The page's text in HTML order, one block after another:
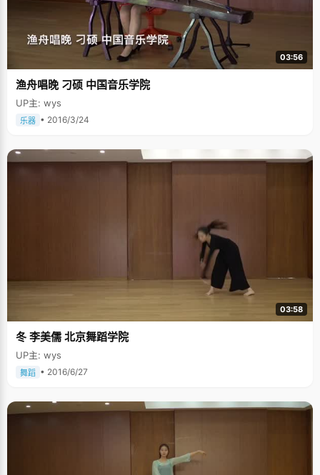
03:56
渔舟唱晚 刁硕 中国音乐学院
UP主: wys
乐器 • 2016/3/24
03:58
冬 李美儒 北京舞蹈学院
UP主: wys
舞蹈 • 2016/6/27